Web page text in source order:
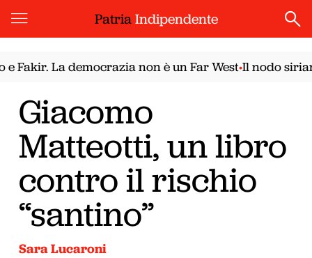
PatriaIndipendente
La democrazia non è un Far West•Il nodo siriano. Il
Giacomo
Matteotti, un libro
contro il rischio
“santino”
Sara Lucaroni